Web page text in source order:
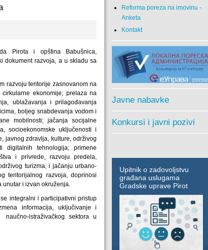
Pirota i opština Babušnica,
dokument razvoja, a u skladu sa
razvoju teritorije zasnovanom na
ekonomije; prelaza na
ublažavanja i prilagođavanja
boljeg snabdevanja vodom i
mobilnosti; jačanja socijalne
socioekonomske uključenosti i
javnog zdravlja, kulture, održivog
tehnologija; primene
i privrede, razvoju predela,
turizma, i jačanju urbano-
teritorijalnog razvoja, doprinosi
unutar i izvan okruženja.
integralni i participativni pristup
informacija, uključivanje i
istraživačkog sektora u
Reforma poreza na imovinu -
Anketa
Kontakt
Javne nabavke
Konkursi i javni pozivi
Upitnik o zadovoljstvu
građana uslugama
Gradske uprave Pirot